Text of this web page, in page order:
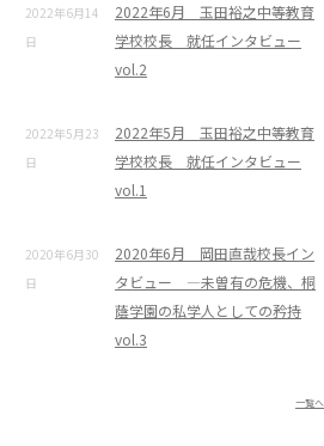
2022年6月14
日
2022年6月 玉田裕之中等教育
学校校長 就任インタビュー
vol.2
2022年5月23
日
2022年5月 玉田裕之中等教育
学校校長 就任インタビュー
vol.1
2020年6月30
日
2020年6月 岡田直哉校長イン
タビュー ―未曽有の危機、桐
蔭学園の私学人としての矜持
vol.3
一覧へ